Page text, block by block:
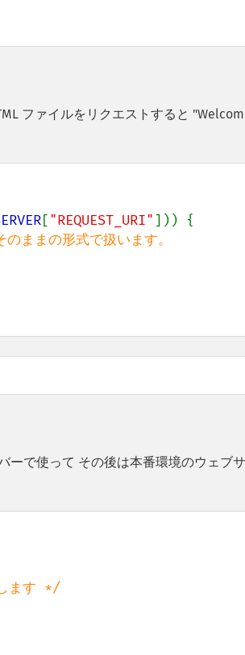
ファイルをリクエストすると
["REQUEST_URI"])) {
ーで使って その後は本番環境のウェブ